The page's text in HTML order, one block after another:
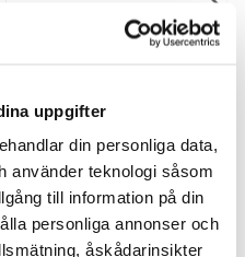
uppgifter
din personliga data,
använder teknologi såsom
till information på din
personliga annonser och
åskådarinsikter
WATERSNAKE
Watersnake Venom SXW
2 795,00 kr
3 199,00 kr
FLER ÄN 6 ST KVAR
LÄGG I VARUKORGEN